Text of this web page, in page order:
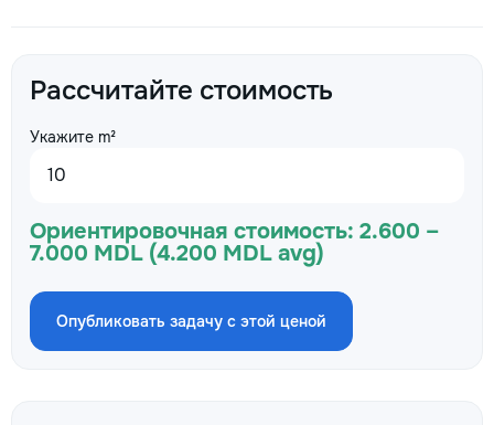
Рассчитайте стоимость
Укажите m²
Ориентировочная стоимость: 2.600 –
7.000 MDL (4.200 MDL avg)
Опубликовать задачу с этой ценой